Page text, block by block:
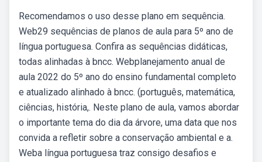
Recomendamos o uso desse plano em sequência.
Web29 sequências de planos de aula para 5º ano de
língua portuguesa. Confira as sequências didáticas,
todas alinhadas à bncc. Webplanejamento anual de
aula 2022 do 5º ano do ensino fundamental completo
e atualizado alinhado à bncc. (português, matemática,
ciências, história,. Neste plano de aula, vamos abordar
o importante tema do dia da árvore, uma data que nos
convida a refletir sobre a conservação ambiental e a.
Weba língua portuguesa traz consigo desafios e